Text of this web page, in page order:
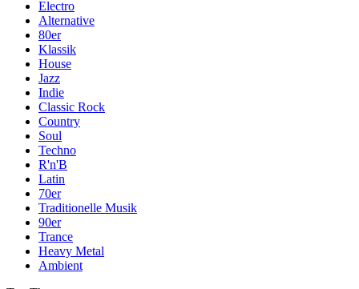
Electro
Alternative
80er
Klassik
House
Jazz
Indie
Classic Rock
Country
Soul
Techno
R'n'B
Latin
70er
Traditionelle Musik
90er
Trance
Heavy Metal
Ambient